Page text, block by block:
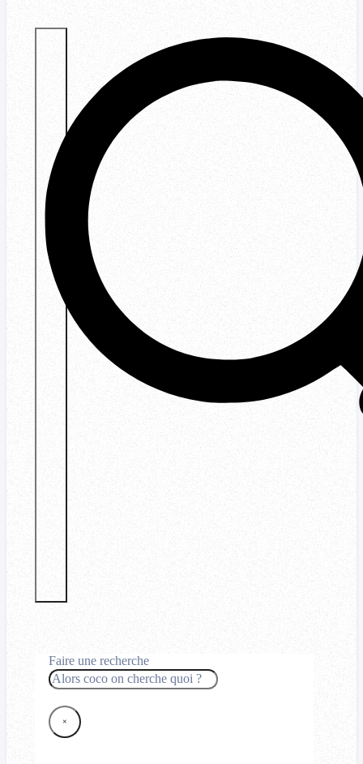
Faire une recherche
Rechercher
×